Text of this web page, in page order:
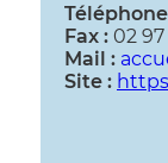
Fax : 02 97
Mail :
Site :